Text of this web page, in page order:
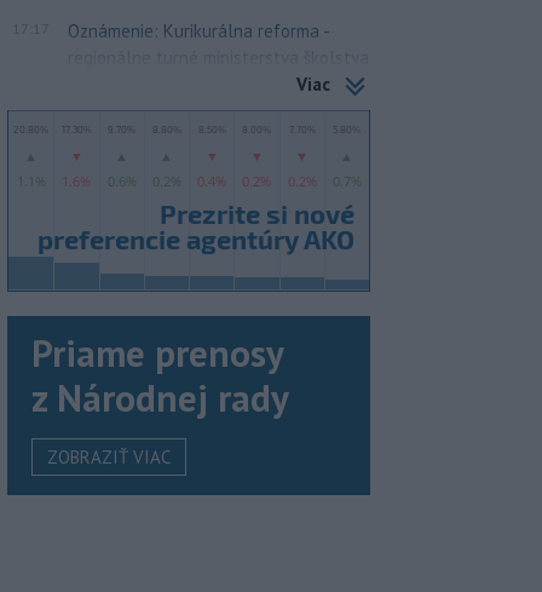
Oznámenie: Kurikurálna reforma -
regionálne turné ministerstva školstva
Viac
Priame prenosy
z Národnej rady
ZOBRAZIŤ VIAC